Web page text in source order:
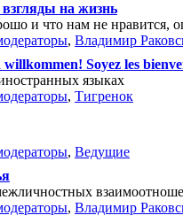
на жизнь
и что нам не нравится,
, Владимир
Soyez les
языках
, Тигренок
, Ведущие
, Владимир